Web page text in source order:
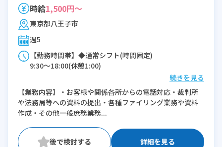
時給1,500円～
東京都八王子市
週5
【勤務時間帯】◆通常シフト(時間固定)
9:30〜18:00(休憩1:00)
※時短：※時短勤務の場合は応相談
続きを見る
【業務内容】・お客様や関係各所からの電話対応・裁判所
や法務局等への資料の提出・各種ファイリング業務や資料
作成・その他一般庶務業務...
詳細を見る